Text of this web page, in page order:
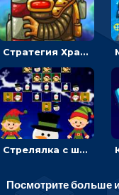
Стратегия Хранители рощи: расставлять монстров, чтобы охранять камни от врагов
Стрелялка с шариками по рождественским эльфам
Посмотрите больше